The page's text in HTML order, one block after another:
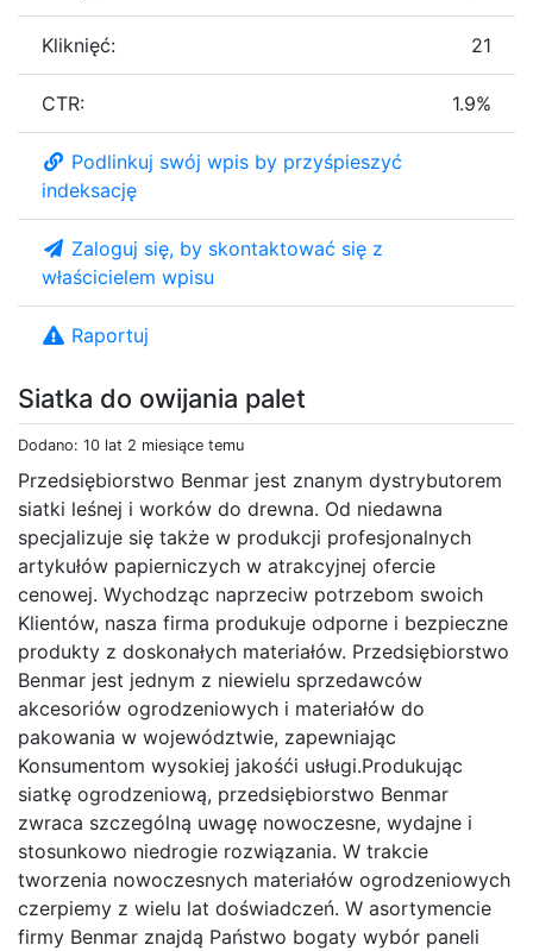
Siatka do owijania palet
Dodano: 10 lat 2 miesiące temu
Przedsiębiorstwo Benmar jest znanym dystrybutorem
siatki leśnej i worków do drewna. Od niedawna
specjalizuje się także w produkcji profesjonalnych
artykułów papierniczych w atrakcyjnej ofercie
cenowej. Wychodząc naprzeciw potrzebom swoich
Klientów, nasza firma produkuje odporne i bezpieczne
produkty z doskonałych materiałów. Przedsiębiorstwo
Benmar jest jednym z niewielu sprzedawców
akcesoriów ogrodzeniowych i materiałów do
pakowania w województwie, zapewniając
Konsumentom wysokiej jakośći usługi.Produkując
siatkę ogrodzeniową, przedsiębiorstwo Benmar
zwraca szczególną uwagę nowoczesne, wydajne i
stosunkowo niedrogie rozwiązania. W trakcie
tworzenia nowoczesnych materiałów ogrodzeniowych
czerpiemy z wielu lat doświadczeń. W asortymencie
firmy Benmar znajdą Państwo bogaty wybór paneli
Kliknięć: 21
CTR: 1.9%
Podlinkuj swój wpis by przyśpieszyć
indeksację
Zaloguj się, by skontaktować się z
właścicielem wpisu
Raportuj